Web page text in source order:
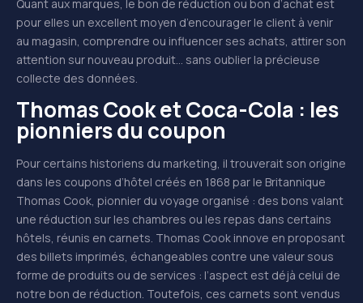
Quant aux marques, le bon de réduction ou bon d’achat est
pour elles un excellent moyen d’encourager le client à venir
au magasin, comprendre ou influencer ses achats, attirer son
attention sur nouveau produit… sans oublier la précieuse
collecte des données.
Thomas Cook et Coca-Cola : les
pionniers du coupon
Pour certains historiens du marketing, il trouverait son origine
dans les coupons d’hôtel créés en 1868 par le Britannique
Thomas Cook, pionnier du voyage organisé : des bons valant
une réduction sur les chambres ou les repas dans certains
hôtels, réunis en carnets. Thomas Cook innove en proposant
des billets imprimés, échangeables contre une valeur sous
forme de produits ou de services : l’aspect est déjà celui de
notre bon de réduction. Toutefois, ces carnets sont vendus